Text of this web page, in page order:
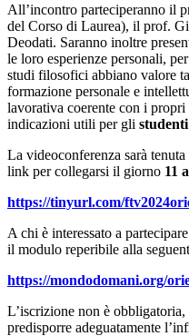
All’incontro parteciperanno il
del Corso di Laurea), il prof.
Deodati. Saranno inoltre
le loro esperienze personali,
studi filosofici abbiano valore
formazione personale e
lavorativa coerente con i
indicazioni utili per gli
La videoconferenza sarà
link per collegarsi il giorno 11
https://tinyurl.com/
A chi è interessato a
il modulo reperibile alla
https://mondodomani.org/
L’iscrizione non è
predisporre adeguatamente